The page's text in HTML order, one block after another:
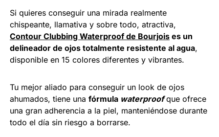
Si quieres conseguir una mirada realmente
chispeante, llamativa y sobre todo, atractiva,
Contour Clubbing Waterproof de Bourjois es un
delineador de ojos totalmente resistente al agua,
disponible en 15 colores diferentes y vibrantes.
Tu mejor aliado para conseguir un look de ojos
ahumados, tiene una fórmula waterproofque ofrece
una gran adherencia a la piel, manteniéndose durante
todo el día sin riesgo a borrarse.